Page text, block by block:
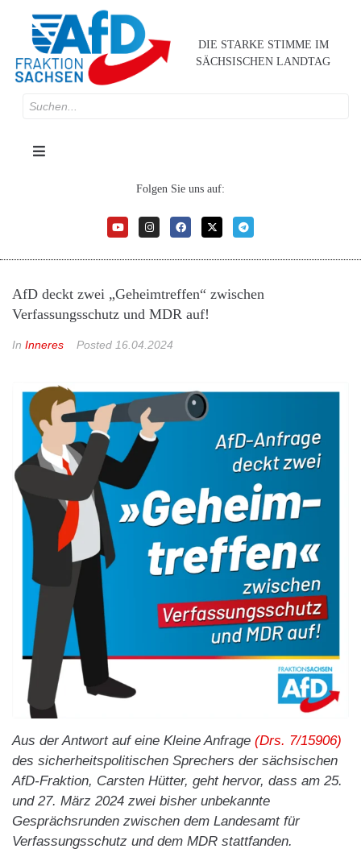
DIE STARKE STIMME IM
SÄCHSISCHEN LANDTAG
Folgen Sie uns auf:
AfD deckt zwei „Geheimtreffen“ zwischen
Verfassungsschutz und MDR auf!
In Inneres Posted 16.04.2024
Aus der Antwort auf eine Kleine Anfrage (Drs. 7/15906)
des sicherheitspolitischen Sprechers der sächsischen
AfD-Fraktion, Carsten Hütter, geht hervor, dass am 25.
und 27. März 2024 zwei bisher unbekannte
Gesprächsrunden zwischen dem Landesamt für
Verfassungsschutz und dem MDR stattfanden.